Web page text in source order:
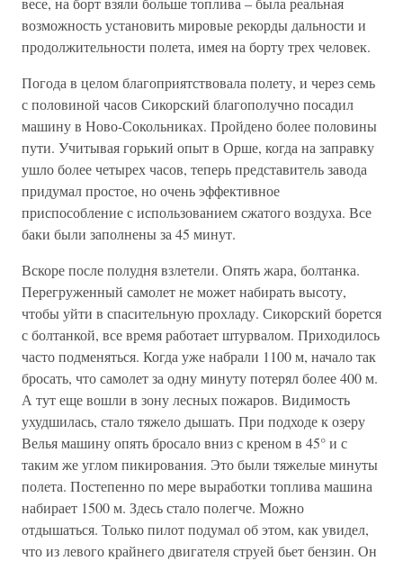
возможность установить мировые рекорды дальности и
продолжительности полета, имея на борту трех человек.
Погода в целом благоприятствовала полету, и через семь
с половиной часов Сикорский благополучно посадил
машину в Ново-Сокольниках. Пройдено более половины
пути. Учитывая горький опыт в Орше, когда на заправку
ушло более четырех часов, теперь представитель завода
придумал простое, но очень эффективное
приспособление с использованием сжатого воздуха. Все
баки были заполнены за 45 минут.
Вскоре после полудня взлетели. Опять жара, болтанка.
Перегруженный самолет не может набирать высоту,
чтобы уйти в спасительную прохладу. Сикорский борется
с болтанкой, все время работает штурвалом. Приходилось
часто подменяться. Когда уже набрали 1100 м, начало так
бросать, что самолет за одну минуту потерял более 400 м.
А тут еще вошли в зону лесных пожаров. Видимость
ухудшилась, стало тяжело дышать. При подходе к озеру
Велья машину опять бросало вниз с креном в 45° и с
таким же углом пикирования. Это были тяжелые минуты
полета. Постепенно по мере выработки топлива машина
набирает 1500 м. Здесь стало полегче. Можно
отдышаться. Только пилот подумал об этом, как увидел,
что из левого крайнего двигателя струей бьет бензин. Он